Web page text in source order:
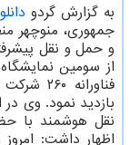
به گزارش گردو
جمهوری، منوچهر
و حمل و نقل
از سومین
بازدید نمود. وی
نقل هوشمند با